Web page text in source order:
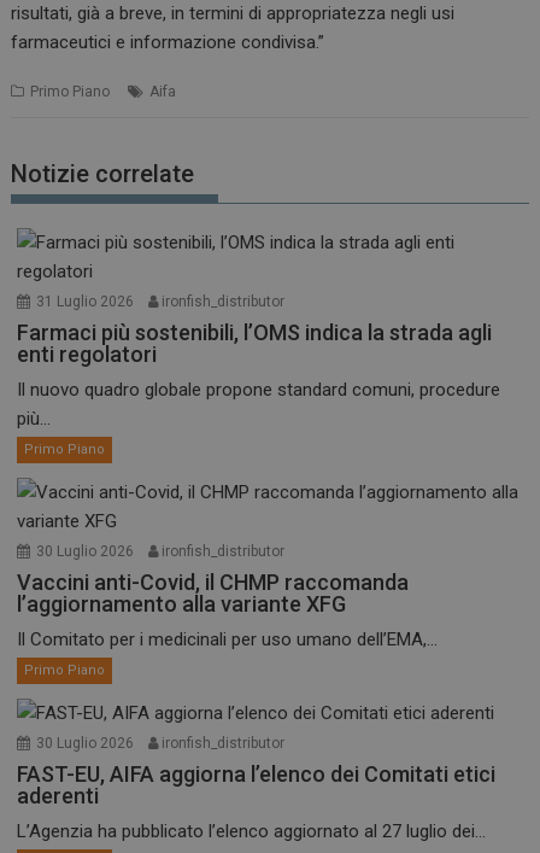
risultati, già a breve, in termini di appropriatezza negli usi
farmaceutici e informazione condivisa.”
Primo Piano Aifa
Notizie correlate
31 Luglio 2026 ironfish_distributor
Farmaci più sostenibili, l’OMS indica la strada agli
enti regolatori
Il nuovo quadro globale propone standard comuni, procedure
più...
Primo Piano
30 Luglio 2026 ironfish_distributor
Vaccini anti-Covid, il CHMP raccomanda
l’aggiornamento alla variante XFG
Il Comitato per i medicinali per uso umano dell’EMA,...
Primo Piano
30 Luglio 2026 ironfish_distributor
FAST-EU, AIFA aggiorna l’elenco dei Comitati etici
aderenti
L’Agenzia ha pubblicato l’elenco aggiornato al 27 luglio dei...